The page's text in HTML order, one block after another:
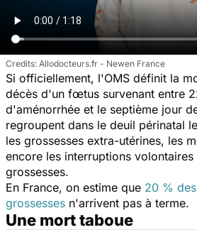
Allodocteurs.fr - Newen France
Si officiellement, l'OMS définit la
décès d'un fœtus survenant entre
d'aménorrhée et le septième jour
regroupent dans le deuil périnatal
les grossesses extra-utérines, les
encore les interruptions
grossesses.
En France, on estime que 20 % des
grossesses n'arrivent pas à terme.
Une mort taboue